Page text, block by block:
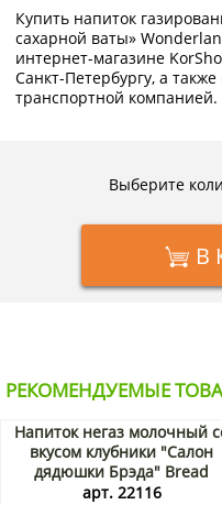
Купить напиток
сахарной ваты»
интернет-магазине
Санкт-Петербургу, а
транспортной компанией.
Выберите
В
РЕКОМЕНДУЕМЫЕ
Напиток негаз молочный
вкусом клубники "Салон
дядюшки Брэда" Bread
Barbershop Lotte, Корея, 235
арт. 22116